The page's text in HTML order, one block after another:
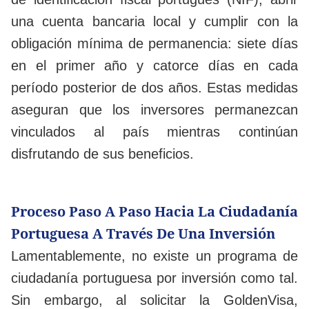
una cuenta bancaria local y cumplir con la
obligación mínima de permanencia: siete días
en el primer año y catorce días en cada
período posterior de dos años. Estas medidas
aseguran que los inversores permanezcan
vinculados al país mientras continúan
disfrutando de sus beneficios.
Proceso Paso A Paso Hacia La Ciudadanía
Portuguesa A Través De Una Inversión
Lamentablemente, no existe un programa de
ciudadanía portuguesa por inversión como tal.
Sin embargo, al solicitar la GoldenVisa,